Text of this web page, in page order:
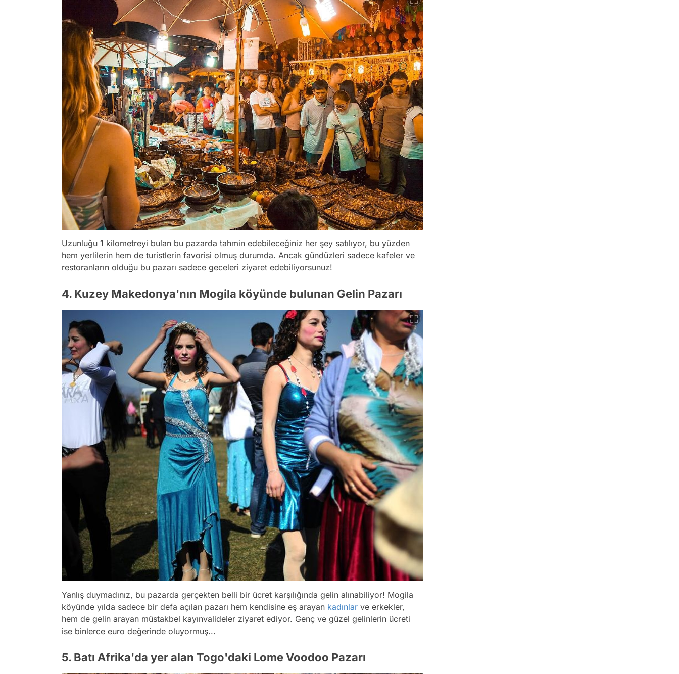
Uzunluğu 1 kilometreyi bulan bu pazarda tahmin edebileceğiniz her şey satılıyor, bu yüzden
hem yerlilerin hem de turistlerin favorisi olmuş durumda. Ancak gündüzleri sadece kafeler ve
restoranların olduğu bu pazarı sadece geceleri ziyaret edebiliyorsunuz!
4. Kuzey Makedonya'nın Mogila köyünde bulunan Gelin Pazarı
Yanlış duymadınız, bu pazarda gerçekten belli bir ücret karşılığında gelin alınabiliyor! Mogila
köyünde yılda sadece bir defa açılan pazarı hem kendisine eş arayan kadınlar ve erkekler,
hem de gelin arayan müstakbel kayınvalideler ziyaret ediyor. Genç ve güzel gelinlerin ücreti
ise binlerce euro değerinde oluyormuş...
5. Batı Afrika'da yer alan Togo'daki Lome Voodoo Pazarı